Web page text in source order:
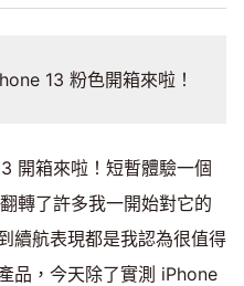
13 粉色開箱來啦！
開箱來啦！短暫體驗一個
轉了許多我一開始對它的
續航表現都是我認為很值得
品，今天除了實測 iPhone